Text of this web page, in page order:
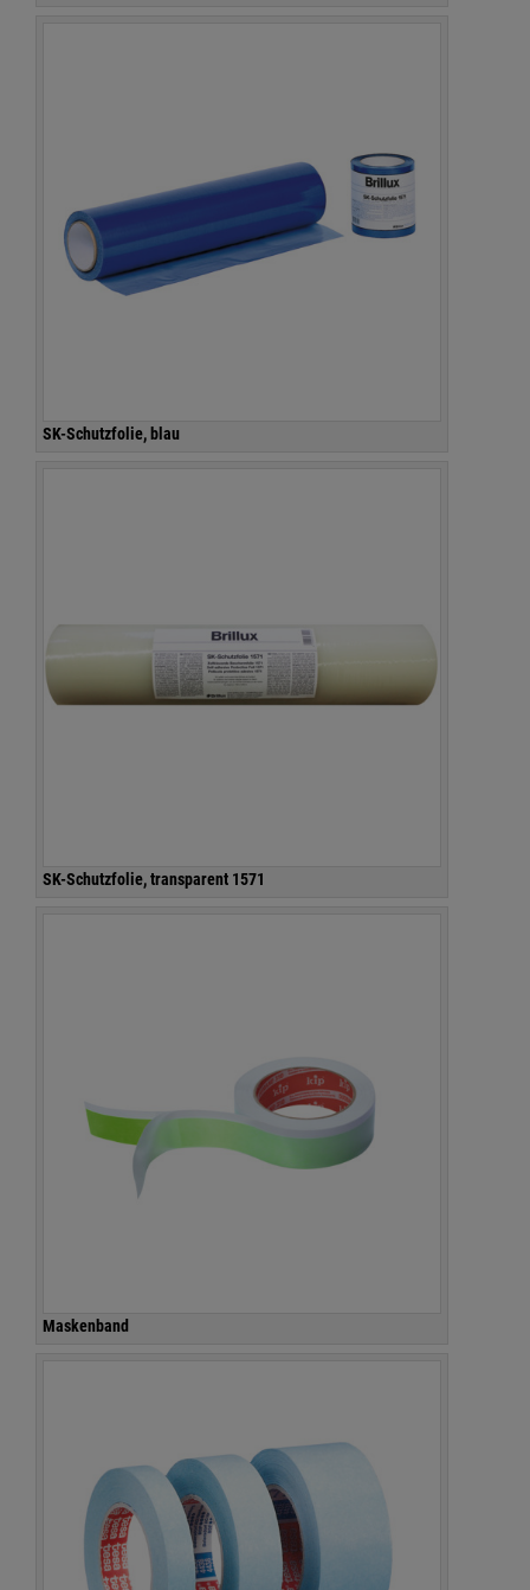
SK-Schutzfolie, blau
SK-Schutzfolie, transparent 1571
Maskenband